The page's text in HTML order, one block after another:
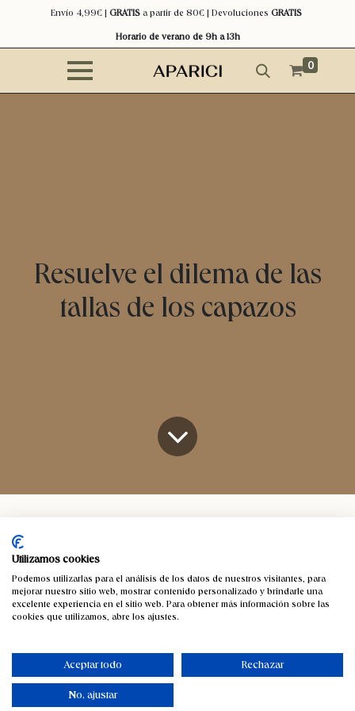
Envío 4,99€ | GRATISa partir de 80€ | Devoluciones GRATIS
Horario de verano de 9h a 13h
0
Resuelve el dilema de las
tallas de los capazos
Para llegar a ser una experta o experto del capazo es
necesario que conozcas todos los detalles que lo
envuelven. Las medidas de estos capazos de palma son
un dilema muy grande para muchas personas ya que a
qué lo vas a poder usar.
Utilizamos cookies
Podemos utilizarlas para el análisis de los datos de nuestros visitantes, para
mejorar nuestro sitio web, mostrar contenido personalizado y brindarle una
excelente experiencia en el sitio web. Para obtener más información sobre las
cookies que utilizamos, abre los ajustes.
Aceptar todo Rechazar
No, ajustar